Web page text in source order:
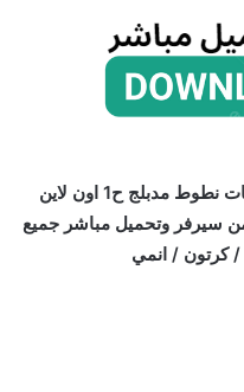
مشاهدة وتحميل الحلقة 1 من حكايات نطوط مدبلج ح1 اون لاين
سيرفر وتحميل مباشر جميع